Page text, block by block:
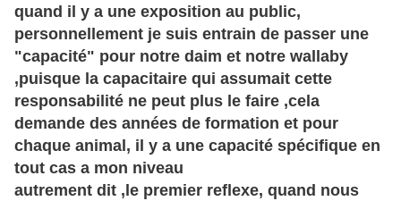
quand il y a une exposition au public,
personnellement je suis entrain de passer une
"capacité" pour notre daim et notre wallaby
,puisque la capacitaire qui assumait cette
responsabilité ne peut plus le faire ,cela
demande des années de formation et pour
chaque animal, il y a une capacité spécifique en
tout cas a mon niveau
autrement dit ,le premier reflexe, quand nous